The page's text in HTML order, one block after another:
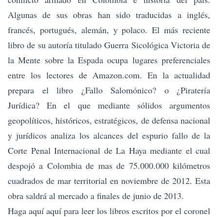
Algunas de sus obras han sido traducidas a inglés,
francés, portugués, alemán, y polaco. El más reciente
libro de su autoría tituladoGuerra Sicológica Victoria de
la Mente sobre la Espadaocupa lugares preferenciales
entre los lectores de Amazon.com. En la actualidad
prepara el libro ¿Fallo Salomónico? o ¿Piratería
Jurídica? En el que mediante sólidos argumentos
geopolíticos, históricos, estratégicos, de defensa nacional
y jurídicos analiza los alcances del espurio fallo de la
Corte Penal Internacional de La Haya mediante el cual
despojó a Colombia de mas de 75.000.000 kilómetros
cuadrados de mar territorial en noviembre de 2012. Esta
obra saldrá al mercado a finales de junio de 2013.
Haga aquí aquí para leer los libros escritos por el coronel